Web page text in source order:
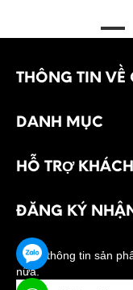
THÔNG TIN VỀ
DANH MỤC
HỖ TRỢ
ĐĂNG KÝ
Nhận thông tin sản
nữa.